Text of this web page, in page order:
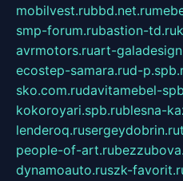
mobilvest.rubbd.net.ru
smp-forum.rubastion-td.ru
avrmotors.ruart-
ecostep-samara.rud-
sko.com.rudavitamebel-
kokoroyari.spb.rublesna-
lenderoq.rusergeydobrin.ru
people-of-art.ru
dynamoauto.ruszk-